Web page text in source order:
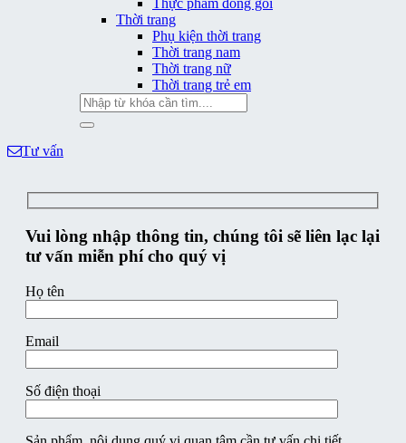
Thời trang
Phụ kiện thời trang
Thời trang nam
Thời trang nữ
Thời trang trẻ em
Tìm
kiếm:
Tư vấn
Vui lòng nhập thông tin, chúng tôi sẽ liên lạc lại
tư vấn miễn phí cho quý vị
Họ tên
Email
Số điện thoại